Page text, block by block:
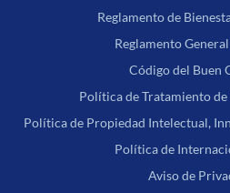
Reglamento de
Reglamento
Código del Buen
Política de Tratamiento
Política de Propiedad Intelectual,
Política de
Aviso de